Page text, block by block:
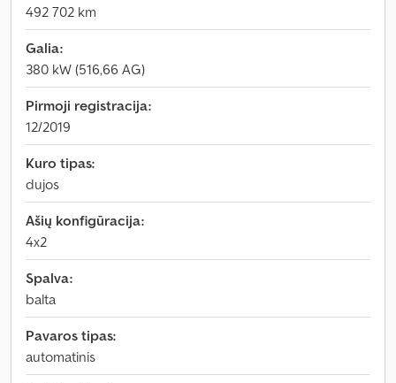
492 702 km
Galia:
380 kW (516,66 AG)
Pirmoji registracija:
12/2019
Kuro tipas:
dujos
Ašių konfigūracija:
4x2
Spalva:
balta
Pavaros tipas:
automatinis